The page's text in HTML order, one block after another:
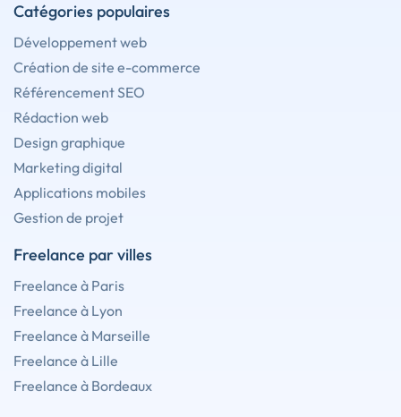
Catégories populaires
Développement web
Création de site e-commerce
Référencement SEO
Rédaction web
Design graphique
Marketing digital
Applications mobiles
Gestion de projet
Freelance par villes
Freelance à Paris
Freelance à Lyon
Freelance à Marseille
Freelance à Lille
Freelance à Bordeaux